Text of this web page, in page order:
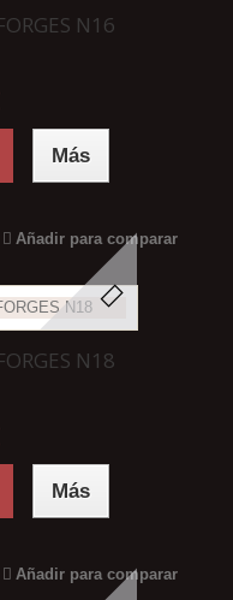
N16
Más
Añadir para comparar
N18
Más
Añadir para comparar